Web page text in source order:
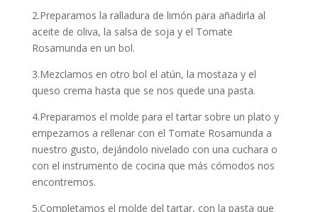
2.Preparamos la ralladura de limón para añadirla al
aceite de oliva, la salsa de soja y el Tomate
Rosamunda en un bol.
3.Mezclamos en otro bol el atún, la mostaza y el
queso crema hasta que se nos quede una pasta.
4.Preparamos el molde para el tartar sobre un plato y
empezamos a rellenar con el Tomate Rosamunda a
nuestro gusto, dejándolo nivelado con una cuchara o
con el instrumento de cocina que más cómodos nos
encontremos.
5.Completamos el molde del tartar, con la pasta que